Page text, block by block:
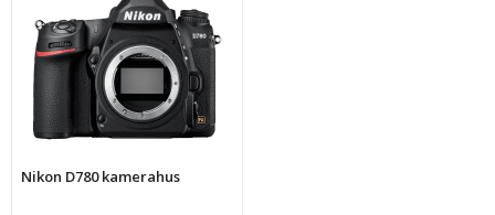
Nikon D780 kamerahus